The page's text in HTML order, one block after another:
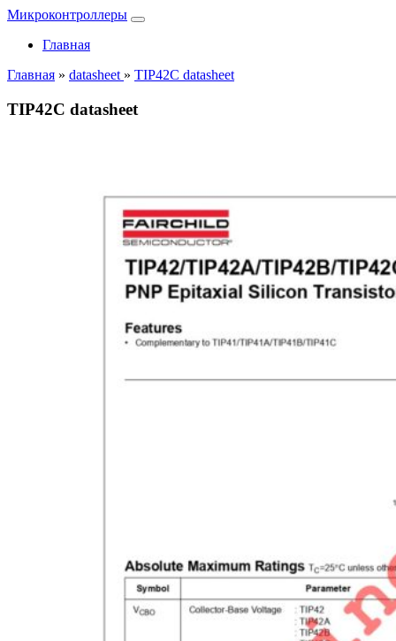
Микроконтроллеры
Главная
Главная » datasheet » TIP42C datasheet
TIP42C datasheet